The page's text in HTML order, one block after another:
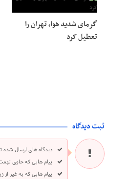
گرمای شدید هوا، تهران را
تعطیل کرد
ثبت دیدگاه
دیدگاه های ارسال
پیام هایی که حاوی
پیام هایی که به غیر